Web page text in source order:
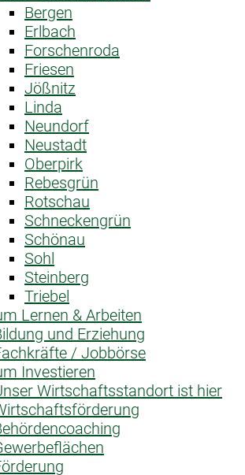
Bergen
Erlbach
Forschenroda
Friesen
Jößnitz
Linda
Neundorf
Neustadt
Oberpirk
Rebesgrün
Rotschau
Schneckengrün
Schönau
Sohl
Steinberg
Triebel
Lernen & Arbeiten
und Erziehung
/ Jobbörse
Investieren
Wirtschaftsstandort ist hier